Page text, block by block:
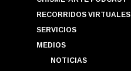
RECORRIDOS VIRTUALES
SERVICIOS
MEDIOS
NOTICIAS